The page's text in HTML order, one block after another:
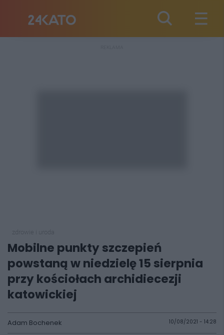
Mobilne punkty szczepień
powstaną w niedzielę 15 sierpnia
przy kościołach archidiecezji
katowickiej
Adam Bochenek 10/08/2021 - 14:28